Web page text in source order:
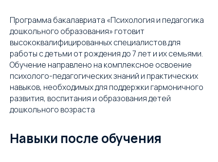
Программа бакалавриата «Психология и педагогика
дошкольного образования» готовит
высококвалифицированных специалистов для
работы с детьми от рождения до 7 лет и их семьями.
Обучение направлено на комплексное освоение
психолого-педагогических знаний и практических
навыков, необходимых для поддержки гармоничного
развития, воспитания и образования детей
дошкольного возраста
Навыки после обучения